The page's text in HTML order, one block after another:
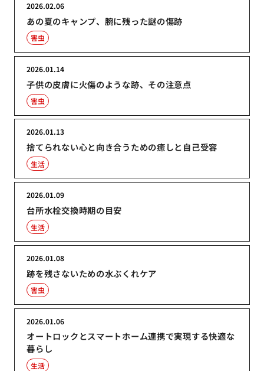
あの夏のキャンプ、腕に残った謎の傷跡
2026.02.06
害虫
子供の皮膚に火傷のような跡、その注意点
2026.01.14
害虫
捨てられない心と向き合うための癒しと自己受容
2026.01.13
生活
台所水栓交換時期の目安
2026.01.09
生活
跡を残さないための水ぶくれケア
2026.01.08
害虫
オートロックとスマートホーム連携で実現する快適な
暮らし
2026.01.06
生活